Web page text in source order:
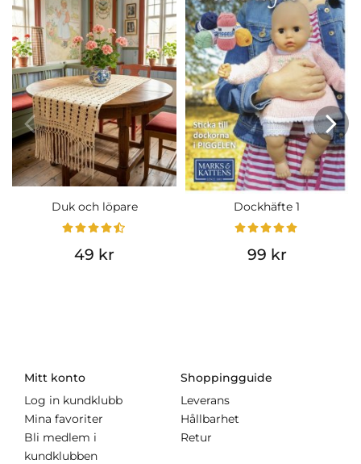
Duk och löpare
49 kr
Dockhäfte 1
99 kr
Mitt konto
Log in kundklubb
Mina favoriter
Bli medlem i
kundklubben
Shoppingguide
Leverans
Hållbarhet
Retur